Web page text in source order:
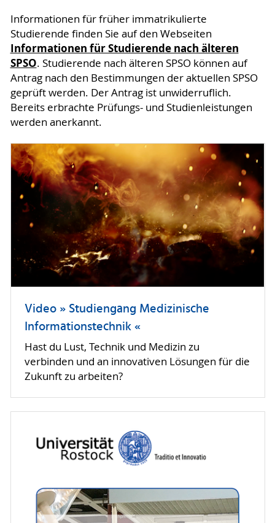
Informationen für früher immatrikulierte
Studierende finden Sie auf den Webseiten
Informationen für Studierende nach älteren
SPSO. Studierende nach älteren SPSO können auf
Antrag nach den Bestimmungen der aktuellen SPSO
geprüft werden. Der Antrag ist unwiderruflich.
Bereits erbrachte Prüfungs- und Studienleistungen
werden anerkannt.
Video » Studiengang Medizinische
Informationstechnik «
Hast du Lust, Technik und Medizin zu
verbinden und an innovativen Lösungen für die
Zukunft zu arbeiten?